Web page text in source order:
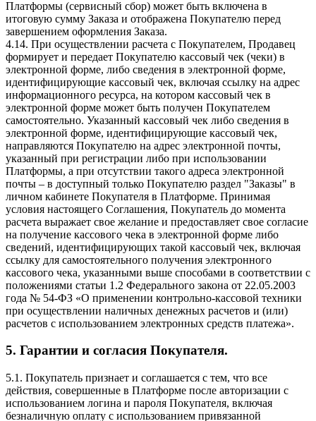
Платформы (сервисный сбор) может быть включена в
итоговую сумму Заказа и отображена Покупателю перед
завершением оформления Заказа.
4.14. При осуществлении расчета с Покупателем, Продавец
формирует и передает Покупателю кассовый чек (чеки) в
электронной форме, либо сведения в электронной форме,
идентифицирующие кассовый чек, включая ссылку на адрес
информационного ресурса, на котором кассовый чек в
электронной форме может быть получен Покупателем
самостоятельно. Указанный кассовый чек либо сведения в
электронной форме, идентифицирующие кассовый чек,
направляются Покупателю на адрес электронной почты,
указанный при регистрации либо при использовании
Платформы, а при отсутствии такого адреса электронной
почты – в доступный только Покупателю раздел "Заказы" в
личном кабинете Покупателя в Платформе. Принимая
условия настоящего Соглашения, Покупатель до момента
расчета выражает свое желание и предоставляет свое согласие
на получение кассового чека в электронной форме либо
сведений, идентифицирующих такой кассовый чек, включая
ссылку для самостоятельного получения электронного
кассового чека, указанными выше способами в соответствии с
положениями статьи 1.2 Федерального закона от 22.05.2003
года № 54-ФЗ «О применении контрольно-кассовой техники
при осуществлении наличных денежных расчетов и (или)
расчетов с использованием электронных средств платежа».
5. Гарантии и согласия Покупателя.
5.1. Покупатель признает и соглашается с тем, что все
действия, совершенные в Платформе после авторизации с
использованием логина и пароля Покупателя, включая
безналичную оплату с использованием привязанной